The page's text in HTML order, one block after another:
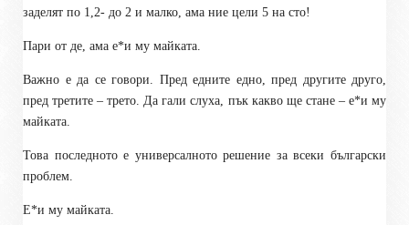
заделят по 1,2- до 2 и малко, ама ние цели 5 на сто!
Пари от де, ама е*и му майката.
Важно е да се говори. Пред едните едно, пред другите друго,
пред третите – трето. Да гали слуха, пък какво ще стане – е*и му
майката.
Това последното е универсалното решение за всеки български
проблем.
Е*и му майката.